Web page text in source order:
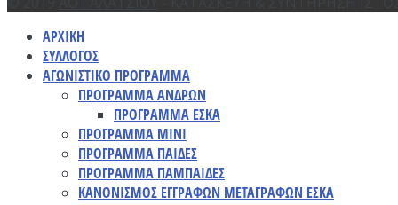
ΑΡΧΙΚΗ
ΣΥΛΛΟΓΟΣ
ΑΓΩΝΙΣΤΙΚΟ ΠΡΟΓΡΑΜΜΑ
ΠΡΟΓΡΑΜΜΑ ΑΝΔΡΩΝ
ΠΡΟΓΡΑΜΜΑ ΕΣΚΑ
ΠΡΟΓΡΑΜΜΑ ΜΙΝΙ
ΠΡΟΓΡΑΜΜΑ ΠΑΙΔΕΣ
ΠΡΟΓΡΑΜΜΑ ΠΑΜΠΑΙΔΕΣ
ΚΑΝΟΝΙΣΜΟΣ ΕΓΓΡΑΦΩΝ ΜΕΤΑΓΡΑΦΩΝ ΕΣΚΑ